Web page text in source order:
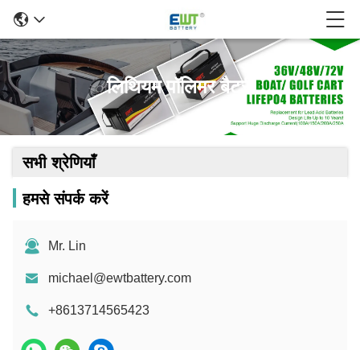
लिथियम पॉलिमर बैटरी
सभी श्रेणियाँ
हमसे संपर्क करें
Mr. Lin
michael@ewtbattery.com
+8613714565423